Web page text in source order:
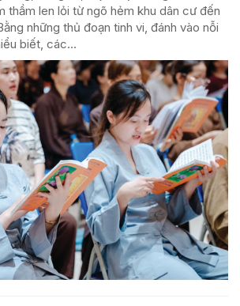
thầm len lỏi từ ngõ hẻm khu dân cư đến
những thủ đoạn tinh vi, đánh vào nỗi
biết, các...